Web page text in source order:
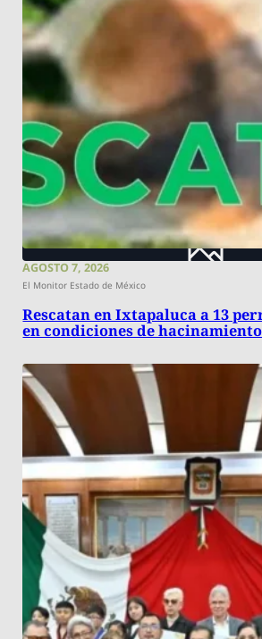
AGOSTO 7, 2026
El Monitor Estado de México
Rescatan en Ixtapaluca a 13
en condiciones de